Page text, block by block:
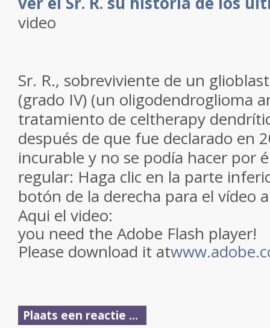
video
Sr. R., sobreviviente de un
(grado IV) (un oligodendroglioma
tratamiento de celtherapy
después de que fue declarado en
incurable y no se podía hacer por
regular: Haga clic en la parte
botón de la derecha para el vídeo
Aqui el video:
you need the Adobe Flash player!
Please download it at
Plaats een reactie ...